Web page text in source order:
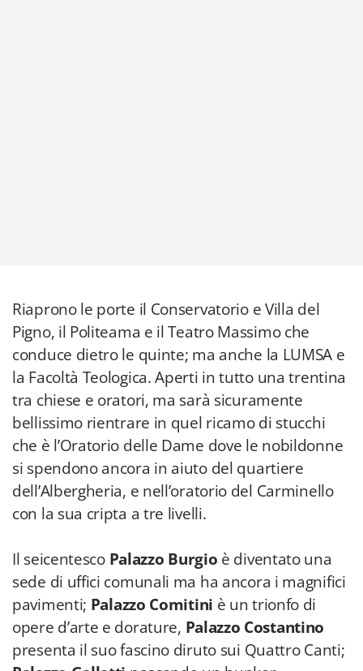
Riaprono le porte il Conservatorio e Villa del
Pigno, il Politeama e il Teatro Massimo che
conduce dietro le quinte; ma anche la LUMSA e
la Facoltà Teologica. Aperti in tutto una trentina
tra chiese e oratori, ma sarà sicuramente
bellissimo rientrare in quel ricamo di stucchi
che è l’Oratorio delle Dame dove le nobildonne
si spendono ancora in aiuto del quartiere
dell’Albergheria, e nell’oratorio del Carminello
con la sua cripta a tre livelli.
Il seicentesco Palazzo Burgio è diventato una
sede di uffici comunali ma ha ancora i magnifici
pavimenti; Palazzo Comitini è un trionfo di
opere d’arte e dorature, Palazzo Costantino
presenta il suo fascino diruto sui Quattro Canti;